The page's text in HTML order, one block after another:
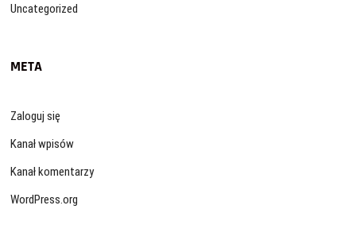
Uncategorized
META
Zaloguj się
Kanał wpisów
Kanał komentarzy
WordPress.org